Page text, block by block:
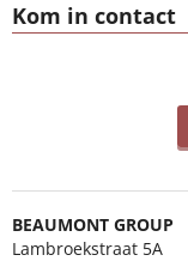
Kom in contact
BEAUMONT GROUP
Lambroekstraat 5A